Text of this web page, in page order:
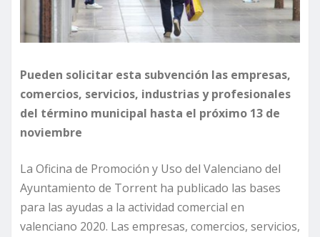
Pueden solicitar esta subvención las empresas,
comercios, servicios, industrias y profesionales
del término municipal hasta el próximo 13 de
noviembre
La Oficina de Promoción y Uso del Valenciano del
Ayuntamiento de Torrent ha publicado las bases
para las ayudas a la actividad comercial en
valenciano 2020. Las empresas, comercios, servicios,